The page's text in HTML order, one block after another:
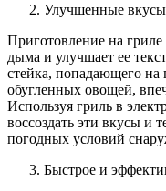
Улучшенные
Приготовление на
дыма и улучшает ее
стейка, попадающего на
обугленных овощей,
Используя гриль в
воссоздать эти вкусы и
погодных условий
Быстрое и